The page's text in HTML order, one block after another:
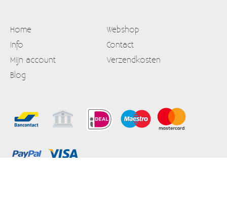
Home
Webshop
Info
Contact
Mijn account
Verzendkosten
Blog